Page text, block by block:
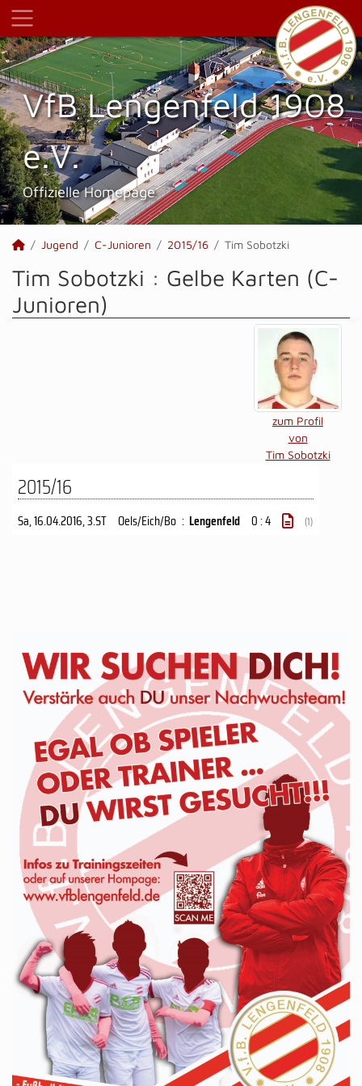
VfB Lengenfeld 1908
e.V.
Offizielle Homepage
Jugend C-Junioren 2015/16 Tim Sobotzki
Tim Sobotzki : Gelbe Karten (C-
Junioren)
zum Profil
von
Tim Sobotzki
2015/16
Sa, 16.04.2016, 3.ST Oels/Eich/Bo : Lengenfeld 0 : 4 (1)